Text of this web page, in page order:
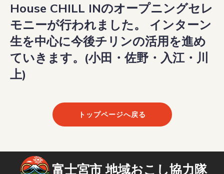
House CHILL INのオープニングセレ
モニーが行われました。 インターン
生を中心に今後チリンの活用を進め
ていきます。(小田・佐野・入江・川
上)
トップページへ戻る
富士宮市 地域おこし協力隊